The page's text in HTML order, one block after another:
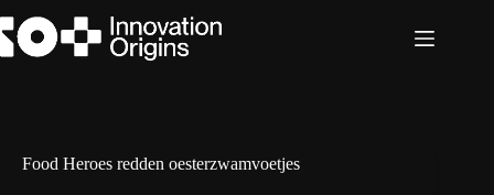
naar
de
Food Heroes redden oesterzwamvoetjes